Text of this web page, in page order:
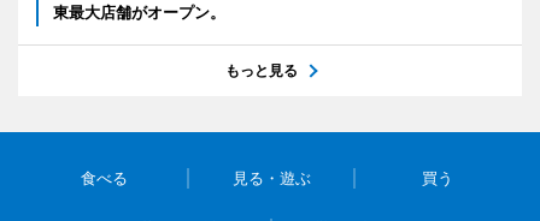
東最大店舗がオープン。
もっと見る
食べる 見る・遊ぶ 買う